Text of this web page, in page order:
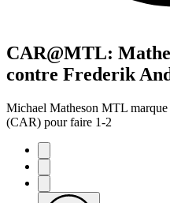
CAR@MTL:
contre Frederik
Michael Matheson MTL
(CAR) pour faire 1-2